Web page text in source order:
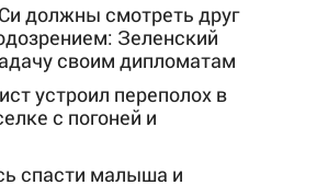
должны смотреть друг
Зеленский
своим дипломатам
устроил переполох в
с погоней и
спасти малыша и